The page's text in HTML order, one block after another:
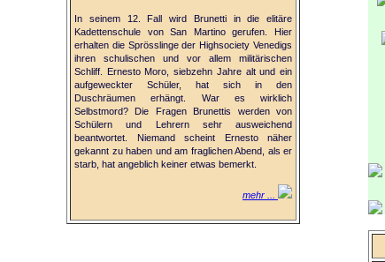
In seinem 12. Fall wird Brunetti in die elitäre
Kadettenschule von San Martino gerufen. Hier
erhalten die Sprösslinge der Highsociety Venedigs
ihren schulischen und vor allem militärischen
Schliff. Ernesto Moro, siebzehn Jahre alt und ein
aufgeweckter Schüler, hat sich in den
Duschräumen erhängt. War es wirklich
Selbstmord? Die Fragen Brunettis werden von
Schülern und Lehrern sehr ausweichend
beantwortet. Niemand scheint Ernesto näher
gekannt zu haben und am fraglichen Abend, als er
starb, hat angeblich keiner etwas bemerkt.
mehr ...